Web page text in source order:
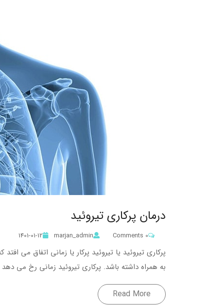
درمان پرکاری تیروئید
0 Comments
marjan_admin
1401-01-12
پرکاری تیروئید یا تیروئید پرکار یا زمانی اتفاق می
به همراه داشته باشد. پرکاری تیروئید زمانی رخ می
Read More